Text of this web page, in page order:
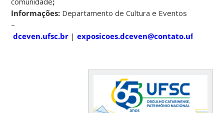
Informações: Departamento de Cultura e Eventos
–
dceven.ufsc.br |exposicoes.dceven@contato.ufsc.br